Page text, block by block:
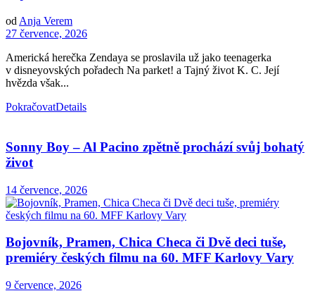
od Anja Verem
27 července, 2026
Americká herečka Zendaya se proslavila už jako teenagerka
v disneyovských pořadech Na parket! a Tajný život K. C. Její
hvězda však...
PokračovatDetails
Sonny Boy – Al Pacino zpětně prochází svůj bohatý
život
14 července, 2026
Bojovník, Pramen, Chica Checa či Dvě deci tuše,
premiéry českých filmu na 60. MFF Karlovy Vary
9 července, 2026